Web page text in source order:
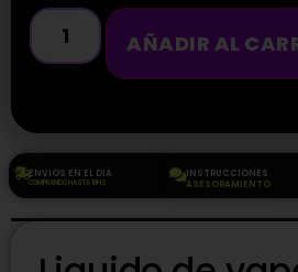
AÑADIR AL
ENVIOS EN EL DIA
COMPRANDO HASTA 18HS
INSTRUCCIONES
ASESORAMIENTO